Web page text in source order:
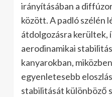
irányításában a
között. A padló szélén
átdolgozásra kerültek,
aerodinamikai
kanyarokban,
egyenletesebb
stabilitását különböző